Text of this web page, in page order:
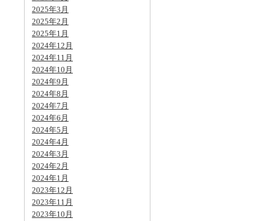
2025年3月
2025年2月
2025年1月
2024年12月
2024年11月
2024年10月
2024年9月
2024年8月
2024年7月
2024年6月
2024年5月
2024年4月
2024年3月
2024年2月
2024年1月
2023年12月
2023年11月
2023年10月